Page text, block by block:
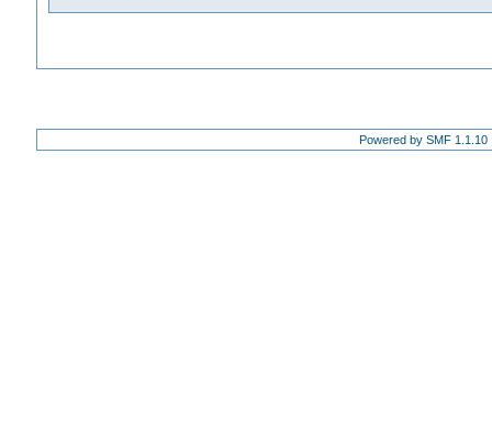
Powered by SMF 1.1.10